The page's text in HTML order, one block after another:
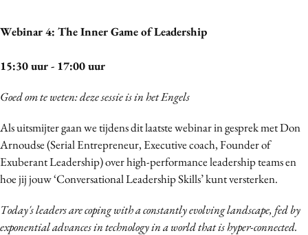
Webinar 4: The Inner Game of Leadership
15:30 uur - 17:00 uur
Goed om te weten: deze sessie is in het Engels
Als uitsmijter gaan we tijdens dit laatste webinar in gesprek met Don
Arnoudse (Serial Entrepreneur, Executive coach, Founder of
Exuberant Leadership) over high-performance leadership teams en
hoe jij jouw ‘Conversational Leadership Skills’ kunt versterken.
Today's leaders are coping with a constantly evolving landscape, fed by
exponential advances in technology in a world that is hyper-connected.